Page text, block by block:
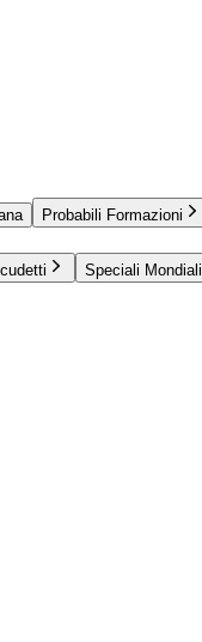
Probabili Formazioni
Speciali Mondiali